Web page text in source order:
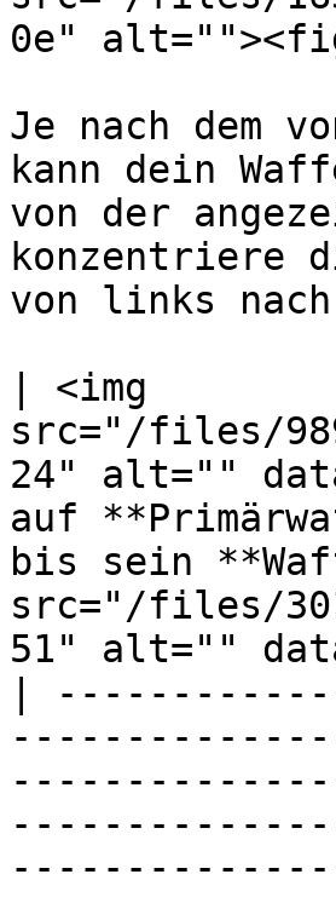
0e"
Je nach dem
kann dein
von der
konzentriere
von links
| <img
src="/files/
24" alt=""
auf
bis sein
src="/files/
51" alt=""
|